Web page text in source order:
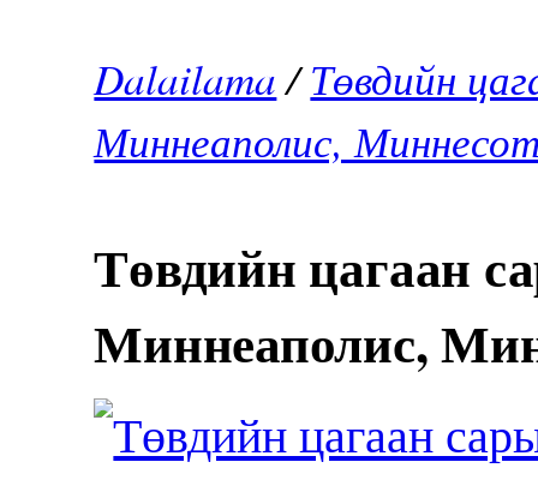
Dalailama/Төвдийн
Миннеаполис,
Төвдийн цагаан
Миннеаполис,